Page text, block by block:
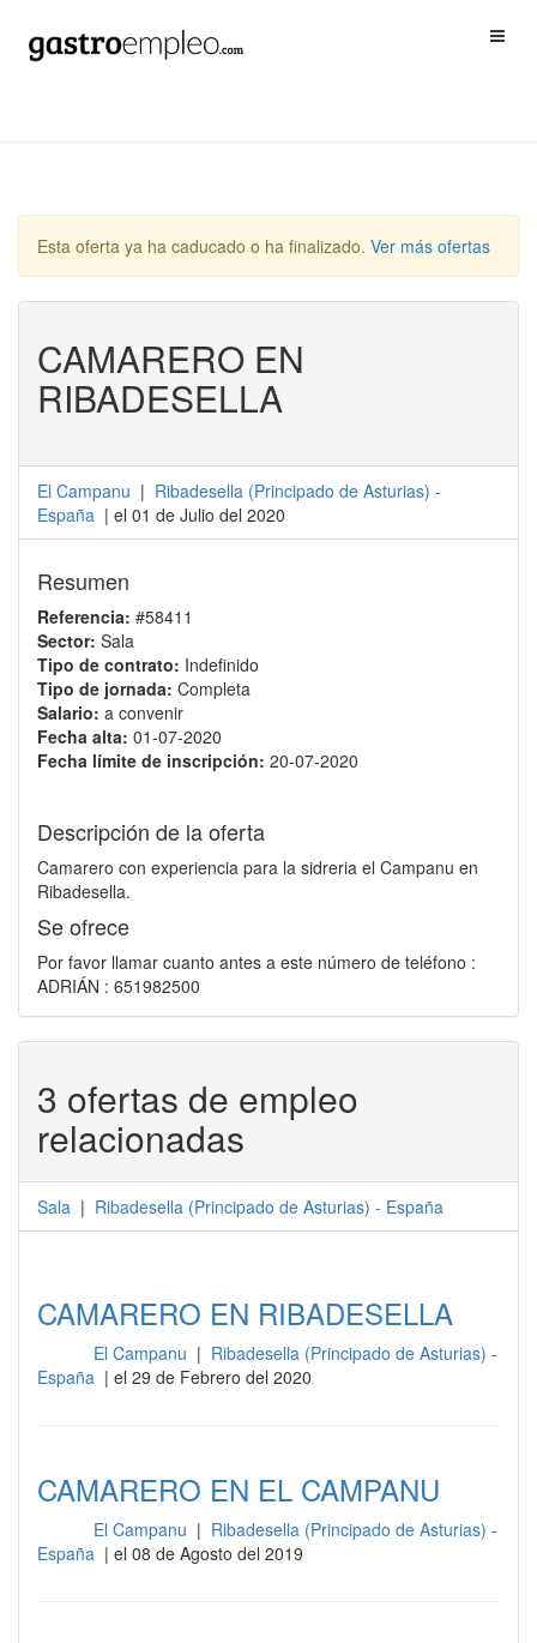
Esta oferta ya ha caducado o ha finalizado. Ver más ofertas
CAMARERO EN
RIBADESELLA
El Campanu | Ribadesella (Principado de Asturias) -
España | el 01 de Julio del 2020
Resumen
Referencia: #58411
Sector: Sala
Tipo de contrato: Indefinido
Tipo de jornada: Completa
Salario: a convenir
Fecha alta: 01-07-2020
Fecha límite de inscripción: 20-07-2020
Descripción de la oferta
Camarero con experiencia para la sidreria el Campanu en
Ribadesella.
Se ofrece
Por favor llamar cuanto antes a este número de teléfono :
ADRIÁN : 651982500
3 ofertas de empleo
relacionadas
Sala | Ribadesella (Principado de Asturias) - España
CAMARERO EN RIBADESELLA
El Campanu | Ribadesella (Principado de Asturias) -
España | el 29 de Febrero del 2020
CAMARERO EN EL CAMPANU
El Campanu | Ribadesella (Principado de Asturias) -
España | el 08 de Agosto del 2019